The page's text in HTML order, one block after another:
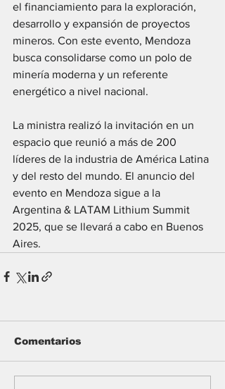
el financiamiento para la exploración,
desarrollo y expansión de proyectos
mineros. Con este evento, Mendoza
busca consolidarse como un polo de
minería moderna y un referente
energético a nivel nacional.
La ministra realizó la invitación en un
espacio que reunió a más de 200
líderes de la industria de América Latina
y del resto del mundo. El anuncio del
evento en Mendoza sigue a la
Argentina & LATAM Lithium Summit
2025, que se llevará a cabo en Buenos
Aires.
Comentarios